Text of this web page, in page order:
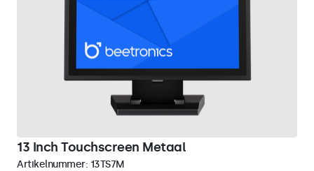
13 Inch Touchscreen Metaal
Artikelnummer: 13TS7M